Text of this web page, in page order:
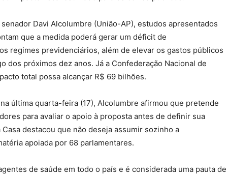
Davi Alcolumbre (União-AP), estudos apresentados
que a medida poderá gerar um déficit de
regimes previdenciários, além de elevar os gastos públicos
dos próximos dez anos. Já a Confederação Nacional de
total possa alcançar R$ 69 bilhões.
última quarta-feira (17), Alcolumbre afirmou que pretende
para avaliar o apoio à proposta antes de definir sua
destacou que não deseja assumir sozinho a
apoiada por 68 parlamentares.
de saúde em todo o país e é considerada uma pauta de